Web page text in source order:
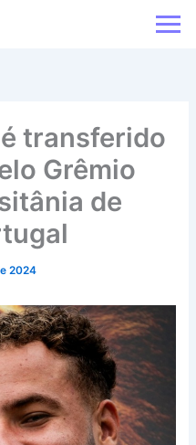
transferido
Grêmio
de
2024